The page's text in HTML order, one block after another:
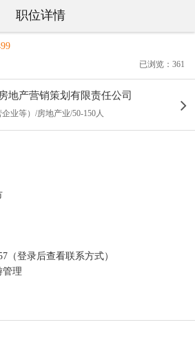
职位详情
已浏览：361
地产营销策划有限责任公司
业等）/房地产业/50-150人
（登录后查看联系方式）
管理